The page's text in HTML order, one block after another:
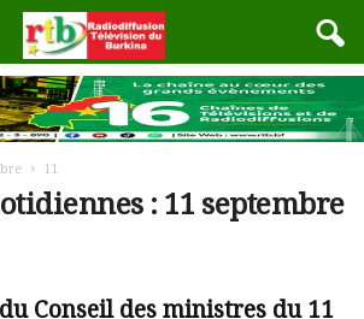
11
: 11 septembre
Conseil des ministres du 11